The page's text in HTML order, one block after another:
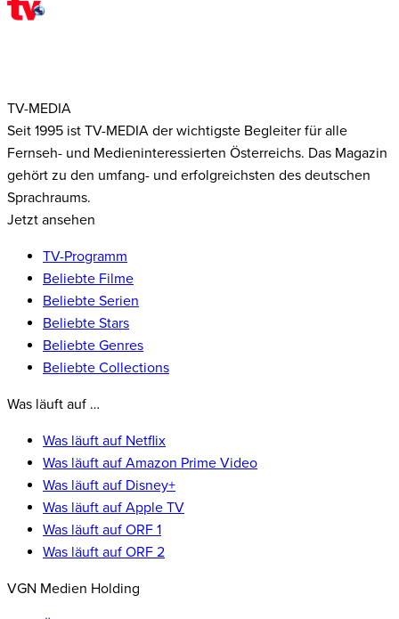
TV-MEDIA
Seit 1995 ist TV-MEDIA der wichtigste Begleiter für alle
Fernseh- und Medieninteressierten Österreichs. Das Magazin
gehört zu den umfang- und erfolgreichsten des deutschen
Sprachraums.
Jetzt ansehen
TV-Programm
Beliebte Filme
Beliebte Serien
Beliebte Stars
Beliebte Genres
Beliebte Collections
Was läuft auf …
Was läuft auf Netflix
Was läuft auf Amazon Prime Video
Was läuft auf Disney+
Was läuft auf Apple TV
Was läuft auf ORF 1
Was läuft auf ORF 2
VGN Medien Holding